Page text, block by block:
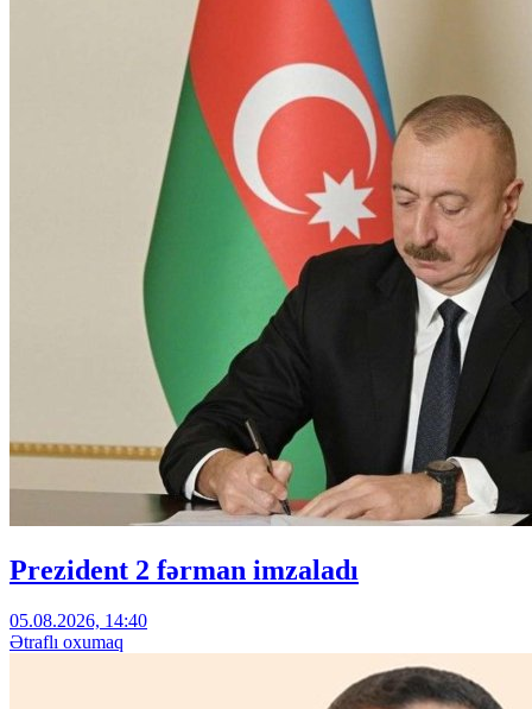
Prezident 2 fərman imzaladı
05.08.2026, 14:40
Ətraflı oxumaq